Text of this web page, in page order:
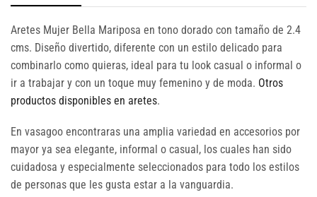
Aretes Mujer Bella Mariposa en tono dorado con tamaño de 2.4
cms. Diseño divertido, diferente con un estilo delicado para
combinarlo como quieras, ideal para tu look casual o informal o
ir a trabajar y con un toque muy femenino y de moda. Otros
productos disponibles en aretes.
En vasagoo encontraras una amplia variedad en accesorios por
mayor ya sea elegante, informal o casual, los cuales han sido
cuidadosa y especialmente seleccionados para todo los estilos
de personas que les gusta estar a la vanguardia.